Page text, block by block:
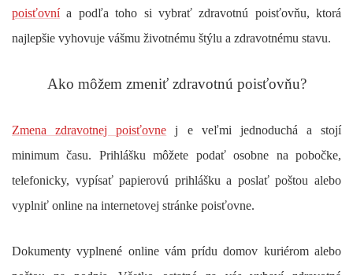
poisťovní a podľa toho si vybrať zdravotnú poisťovňu, ktorá
najlepšie vyhovuje vášmu životnému štýlu a zdravotnému stavu.
Ako môžem zmeniť zdravotnú poisťovňu?
Zmena zdravotnej poisťovne j
e veľmi jednoduchá a stojí
minimum času. Prihlášku môžete podať osobne na pobočke,
telefonicky, vypísať papierovú prihlášku a poslať poštou alebo
vyplniť online na internetovej stránke poisťovne.
Dokumenty vyplnené online vám prídu domov kuriérom alebo